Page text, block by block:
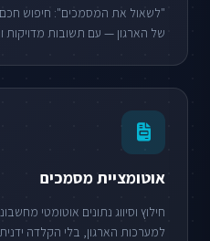
"לשאול את המסמכים": חיפוש חכם
של הארגון — עם תשובות מדויקות
אוטומציית מסמכים
חילוץ וסיווג נתונים אוטומטי
למערכות הארגון, בלי הקלדה ידנית